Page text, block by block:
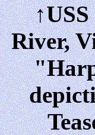
River,